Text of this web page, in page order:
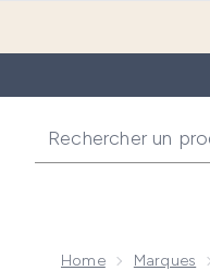
Home Marques